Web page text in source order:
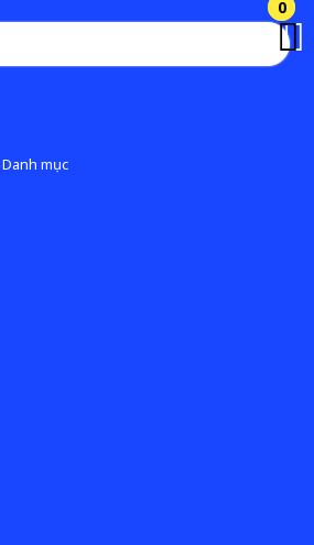
mục
0
0